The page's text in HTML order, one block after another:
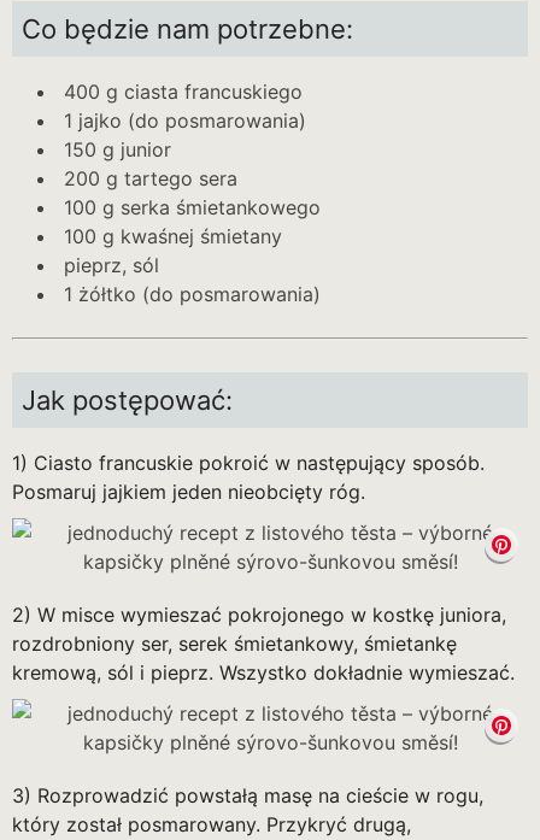
Co będzie nam potrzebne:
400 g ciasta francuskiego
1 jajko (do posmarowania)
150 g junior
200 g tartego sera
100 g serka śmietankowego
100 g kwaśnej śmietany
pieprz, sól
1 żółtko (do posmarowania)
Jak postępować:
1) Ciasto francuskie pokroić w następujący sposób.
Posmaruj jajkiem jeden nieobcięty róg.
2) W misce wymieszać pokrojonego w kostkę juniora,
rozdrobniony ser, serek śmietankowy, śmietankę
kremową, sól i pieprz. Wszystko dokładnie wymieszać.
3) Rozprowadzić powstałą masę na cieście w rogu,
który został posmarowany. Przykryć drugą,